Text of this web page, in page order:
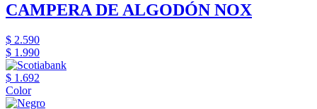
CAMPERA DE ALGODÓN NOX
$ 2.590
$ 1.990
$ 1.692
Color